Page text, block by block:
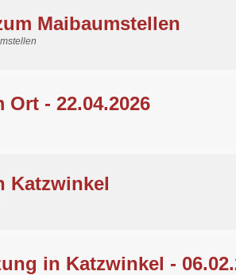
Maibaumstellen
Ort - 22.04.2026
Katzwinkel
in Katzwinkel -